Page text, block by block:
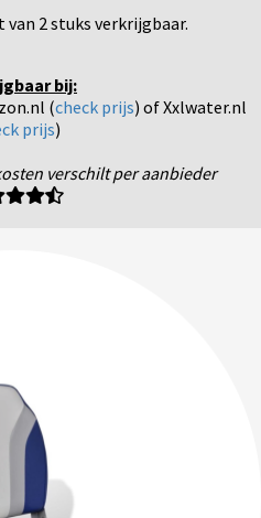
van 2 stuks verkrijgbaar.
bij:
(check prijs) of Xxlwater.nl
prijs)
verschilt per aanbieder